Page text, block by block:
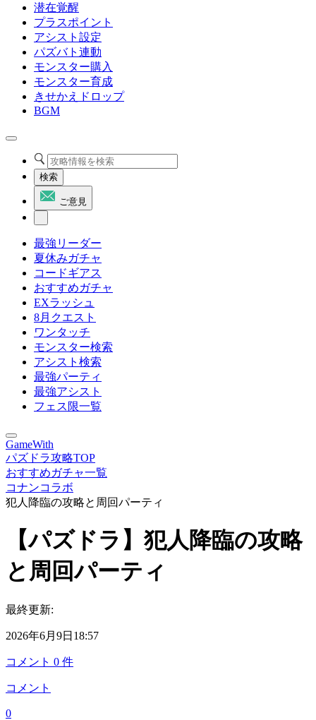
潜在覚醒
プラスポイント
アシスト設定
パズバト連動
モンスター購入
モンスター育成
きせかえドロップ
BGM
検索
ご意見
最強リーダー
夏休みガチャ
コードギアス
おすすめガチャ
EXラッシュ
8月クエスト
ワンタッチ
モンスター検索
アシスト検索
最強パーティ
最強アシスト
フェス限一覧
GameWith
パズドラ攻略TOP
おすすめガチャ一覧
コナンコラボ
犯人降臨の攻略と周回パーティ
【パズドラ】犯人降臨の攻略
と周回パーティ
最終更新:
2026年6月9日18:57
コメント 0 件
コメント
0